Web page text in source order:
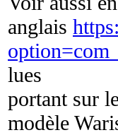
anglais
lues
portant sur
modèle